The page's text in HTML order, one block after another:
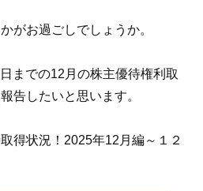
がお過ごしでしょうか。
までの12月の株主優待権利取
告したいと思います。
得状況！2025年12月編～１２